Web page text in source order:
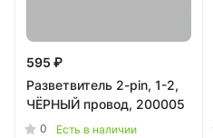
595 ₽
Разветвитель 2-pin, 1-2,
ЧЁРНЫЙ провод, 200005
0
Есть в наличии